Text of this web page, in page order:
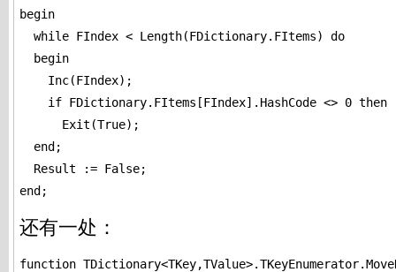
begin
  while FIndex < Length(FDictionary.FItems) do
  begin
    Inc(FIndex);
    if FDictionary.FItems[FIndex].HashCode <> 0 then
      Exit(True);
  end;
  Result := False;
end;
还有一处：
function